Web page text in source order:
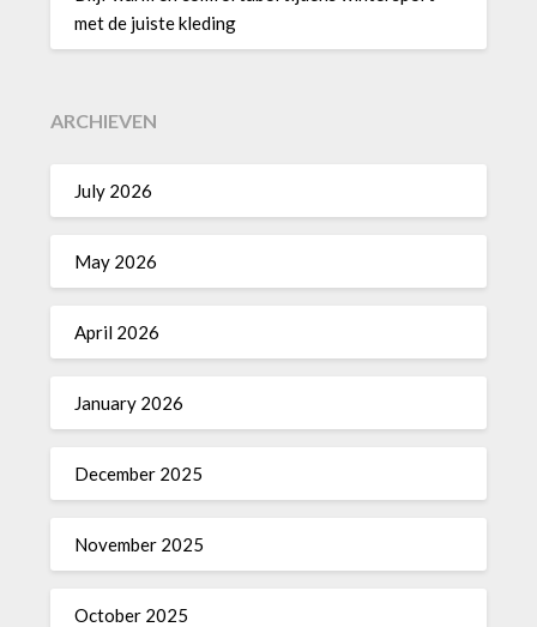
met de juiste kleding
ARCHIEVEN
July 2026
May 2026
April 2026
January 2026
December 2025
November 2025
October 2025